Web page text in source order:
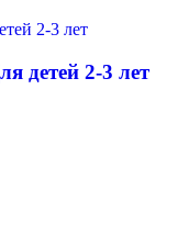
детей 2-3 лет